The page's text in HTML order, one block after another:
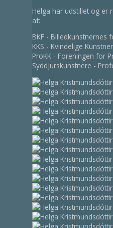
Helga har udstillet og er
af:
BKF - Billedkunstnernes
KKS - Kvindelige
ProKK - Foreningen for
Syddjurskunstnere -